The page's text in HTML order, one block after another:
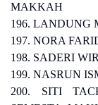
MAKKAH
196. LANDUNG
197. NORA
198. SADERI
199. NASRUN
200. SITI